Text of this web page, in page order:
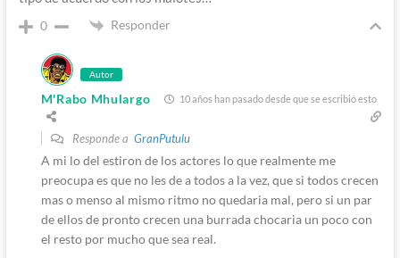
0 Responder
Autor
M'Rabo Mhulargo 10 años han pasado desde que se escribió esto
Responde a GranPutulu
A mi lo del estiron de los actores lo que realmente me
preocupa es que no les de a todos a la vez, que si todos crecen
mas o menso al mismo ritmo no quedaria mal, pero si un par
de ellos de pronto crecen una burrada chocaria un poco con
el resto por mucho que sea real.